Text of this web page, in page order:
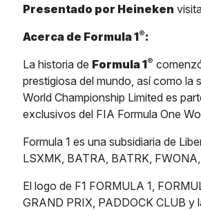
Presentado por Heineken
Acerca de Formula 1®:
La historia de Formula 1®
prestigiosa del mundo, así como la
World Championship Limited es
exclusivos del FIA Formula One
Formula 1 es una subsidiaria de
LSXMK, BATRA, BATRK,
El logo de F1 FORMULA 1,
GRAND PRIX, PADDOCK CLUB y